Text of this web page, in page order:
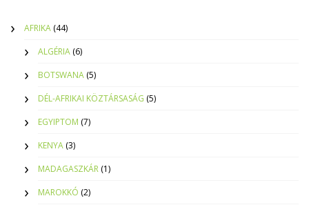
AFRIKA (44)
ALGÉRIA (6)
BOTSWANA (5)
DÉL-AFRIKAI KÖZTÁRSASÁG (5)
EGYIPTOM (7)
KENYA (3)
MADAGASZKÁR (1)
MAROKKÓ (2)